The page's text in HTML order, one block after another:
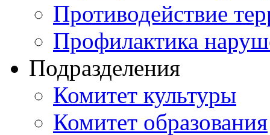
Противодействие
Профилактика
Подразделения
Комитет культуры
Комитет образования